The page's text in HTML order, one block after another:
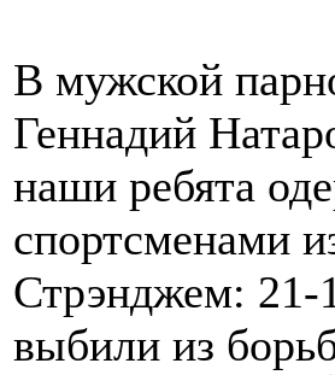
В мужской
Геннадий
наши ребята
спортсменами
Стрэнджем: 21-
выбили из